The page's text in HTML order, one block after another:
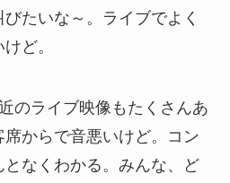
たいな～。ライブでよく
ど。
のライブ映像もたくさんあ
席からで音悪いけど。コン
なくわかる。みんな、ど